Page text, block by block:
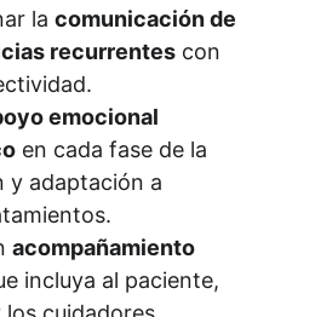
la comunicación de
recurrentes con
emocional
en cada fase de la
y adaptación a
acompañamiento
incluya al paciente,